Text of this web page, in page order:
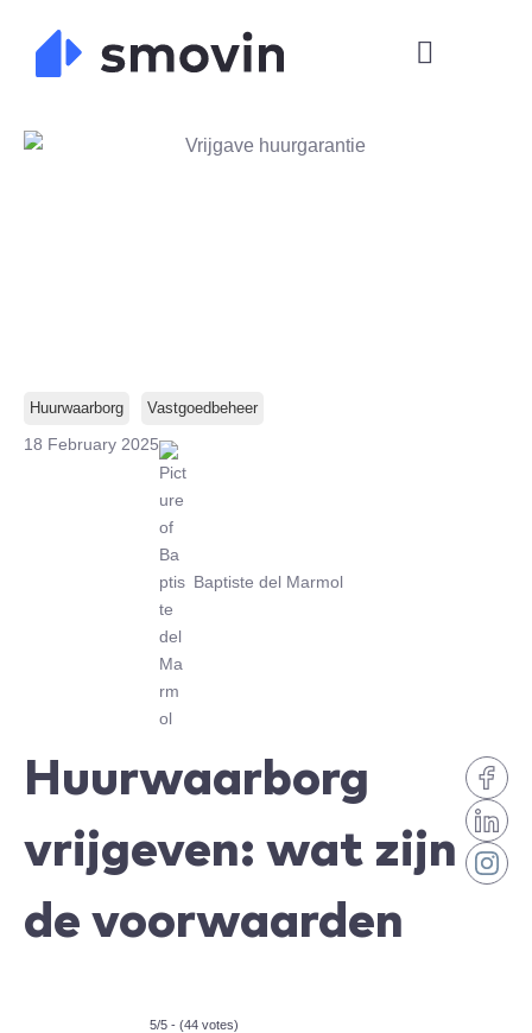
content
Huurwaarborg Vastgoedbeheer
18 February 2025
Baptiste del Marmol
Huurwaarborg
vrijgeven: wat zijn
de voorwaarden
5/5 - (44 votes)